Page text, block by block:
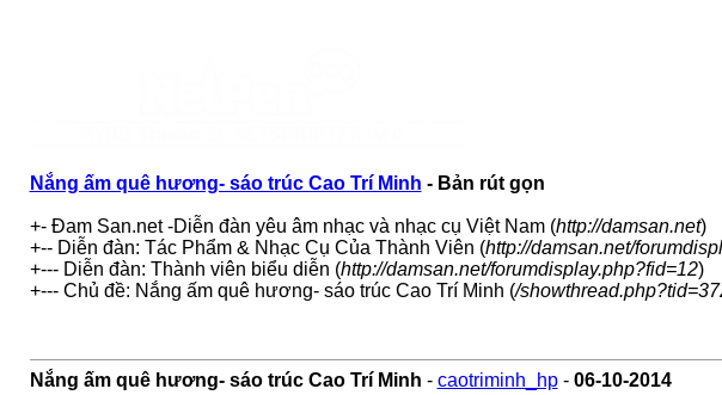
Nắng ấm quê hương- sáo trúc Cao Trí Minh - Bản rút gọn
+- Đam San.net -Diễn đàn yêu âm nhạc và nhạc cụ Việt Nam (http://damsan.net)
+-- Diễn đàn: Tác Phẩm & Nhạc Cụ Của Thành Viên (http://damsan.net/
+--- Diễn đàn: Thành viên biểu diễn (http://damsan.net/forumdisplay.php?fid=12)
+--- Chủ đề: Nắng ấm quê hương- sáo trúc Cao Trí Minh (/
Nắng ấm quê hương- sáo trúc Cao Trí Minh - caotriminh_hp- 06-10-2014